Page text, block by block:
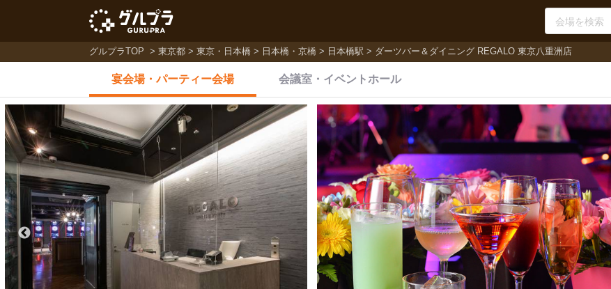
グルプラTOP 東京都 東京・日本橋 日本橋・京橋 日本橋駅 ダーツバー＆ダイニング REGALO 東京八重洲店
宴会場・パーティー会場 会議室・ イベントホール